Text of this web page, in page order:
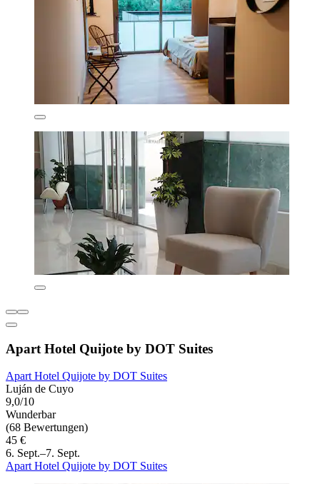
Apart Hotel Quijote by DOT Suites
Apart Hotel Quijote by DOT Suites
Luján de Cuyo
9,0/10
Wunderbar
(68 Bewertungen)
45 €
6. Sept.–7. Sept.
Apart Hotel Quijote by DOT Suites